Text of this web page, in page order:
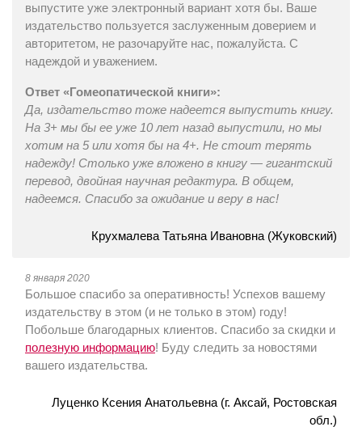
выпустите уже электронный вариант хотя бы. Ваше
издательство пользуется заслуженным доверием и
авторитетом, не разочаруйте нас, пожалуйста. С
надеждой и уважением.
Ответ «Гомеопатической книги»:
Да, издательство тоже надеется выпустить книгу.
На 3+ мы бы ее уже 10 лет назад выпустили, но мы
хотим на 5 или хотя бы на 4+. Не стоит терять
надежду! Столько уже вложено в книгу — гигантский
перевод, двойная научная редактура. В общем,
надеемся. Спасибо за ожидание и веру в нас!
Крухмалева Татьяна Ивановна (Жуковский)
8 января 2020
Большое спасибо за оперативность! Успехов вашему
издательству в этом (и не только в этом) году!
Побольше благодарных клиентов. Спасибо за скидки и
полезную информацию! Буду следить за новостями
вашего издательства.
Луценко Ксения Анатольевна (г. Аксай, Ростовская
обл.)